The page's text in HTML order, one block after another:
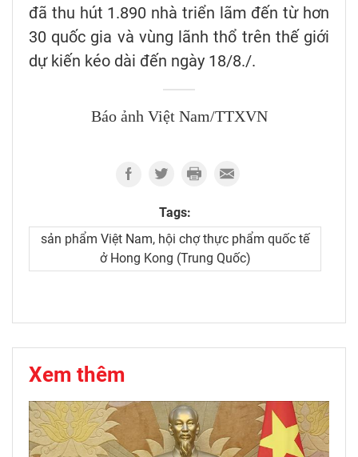
đã thu hút 1.890 nhà triển lãm đến từ hơn
30 quốc gia và vùng lãnh thổ trên thế giới
dự kiến kéo dài đến ngày 18/8./.
Báo ảnh Việt Nam/TTXVN
Tags:
sản phẩm Việt Nam, hội chợ thực phẩm quốc tế
ở Hong Kong (Trung Quốc)
Xem thêm